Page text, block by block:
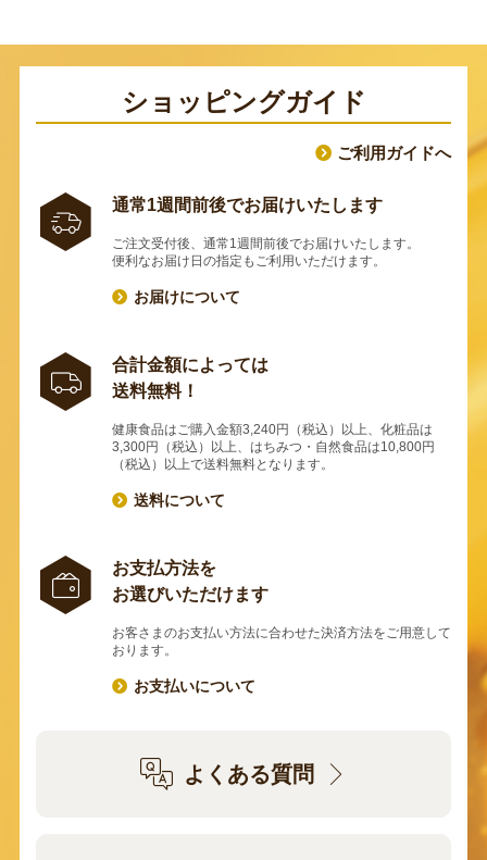
ショッピングガイド
ご利用ガイドへ
通常1週間前後でお届けいたします
ご注文受付後、通常1週間前後でお届けいたします。
便利なお届け日の指定もご利用いただけます。
お届けについて
合計金額によっては
送料無料！
健康食品はご購入金額3,240円（税込）以上、化粧品は
3,300円（税込）以上、はちみつ・自然食品は10,800円
（税込）以上で送料無料となります。
送料について
お支払方法を
お選びいただけます
お客さまのお支払い方法に合わせた決済方法をご用意して
おります。
お支払いについて
よくある質問